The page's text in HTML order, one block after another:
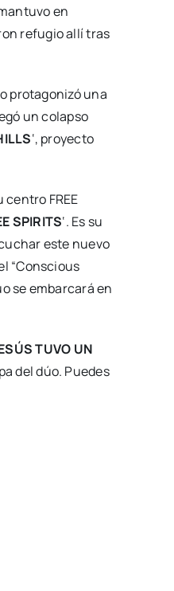
en
refugio allí tras
protagonizó una
un colapso
‘, proyecto
FREE
SPIRITS‘. Es su
este nuevo
“Conscious
se embarcará en
TUVO UN
del dúo. Puedes